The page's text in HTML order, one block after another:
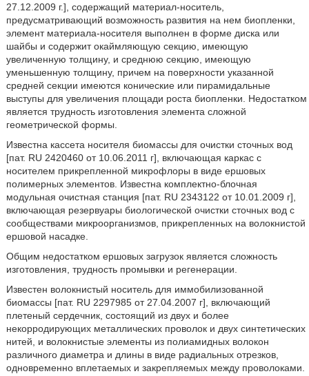
27.12.2009 г.], содержащий материал-носитель,
предусматривающий возможность развития на нем биопленки,
элемент материала-носителя выполнен в форме диска или
шайбы и содержит окаймляющую секцию, имеющую
увеличенную толщину, и среднюю секцию, имеющую
уменьшенную толщину, причем на поверхности указанной
средней секции имеются конические или пирамидальные
выступы для увеличения площади роста биопленки. Недостатком
является трудность изготовления элемента сложной
геометрической формы.
Известна кассета носителя биомассы для очистки сточных вод
[пат. RU 2420460 от 10.06.2011 г], включающая каркас с
носителем прикрепленной микрофлоры в виде ершовых
полимерных элементов. Известна комплектно-блочная
модульная очистная станция [пат. RU 2343122 от 10.01.2009 г],
включающая резервуары биологической очистки сточных вод с
сообществами микроорганизмов, прикрепленных на волокнистой
ершовой насадке.
Общим недостатком ершовых загрузок является сложность
изготовления, трудность промывки и регенерации.
Известен волокнистый носитель для иммобилизованной
биомассы [пат. RU 2297985 от 27.04.2007 г], включающий
плетеный сердечник, состоящий из двух и более
некорродирующих металлических проволок и двух синтетических
нитей, и волокнистые элементы из полиамидных волокон
различного диаметра и длины в виде радиальных отрезков,
одновременно вплетаемых и закрепляемых между проволоками.